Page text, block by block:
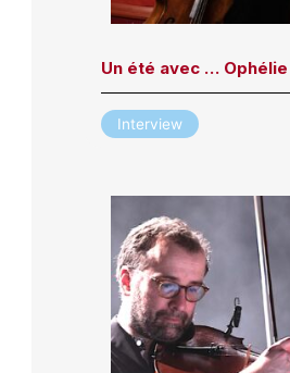
Un été avec …
Interview